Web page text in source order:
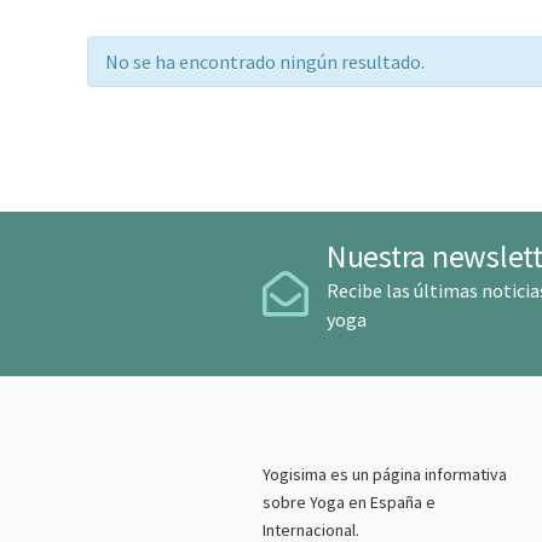
No se ha encontrado ningún resultado.
Nuestra
Recibe las últimas
yoga
Yogisima es un página informativa
sobre Yoga en España e
Internacional.